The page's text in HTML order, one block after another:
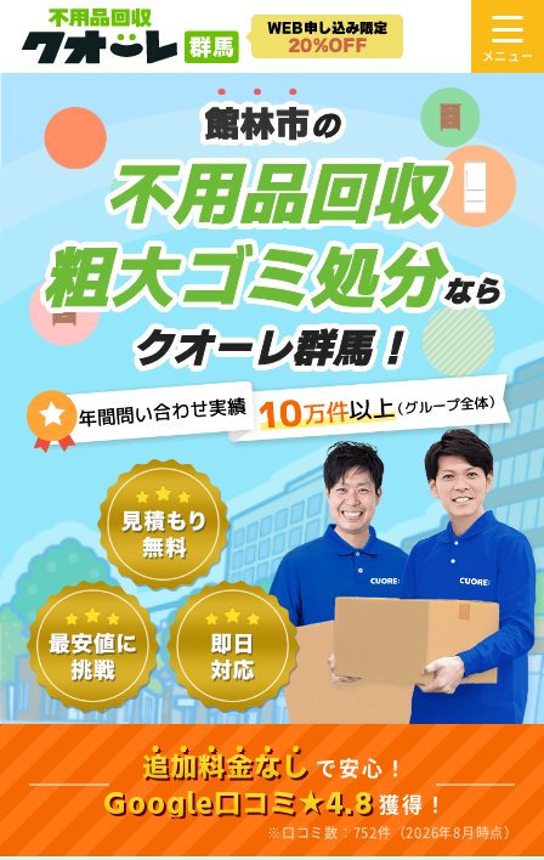
館林市の
不用品回収
粗大ゴミ処分なら
クオーレ群馬！
追加料金なし で安心！
Google口コミ★4.8 獲得！
※口コミ数：752件（2026年8月時点）